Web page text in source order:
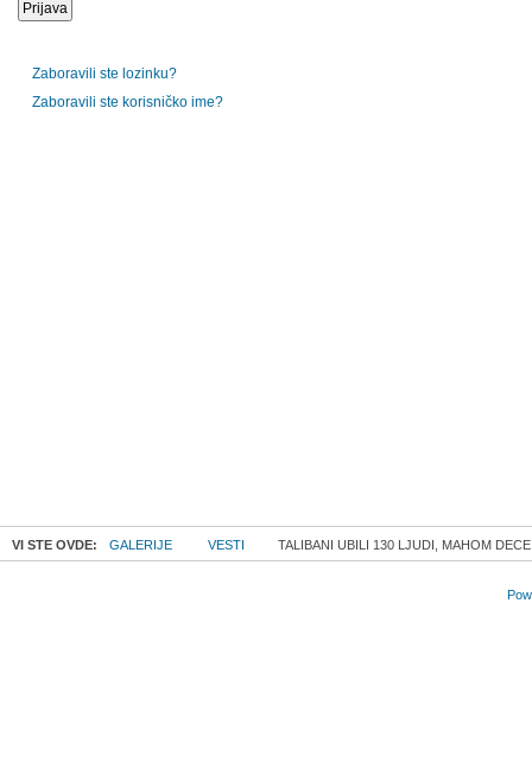
Zaboravili ste lozinku?
Zaboravili ste korisničko ime?
VI STE OVDE: GALERIJE VESTI TALIBANI UBILI 130 LJUDI, MAHOM